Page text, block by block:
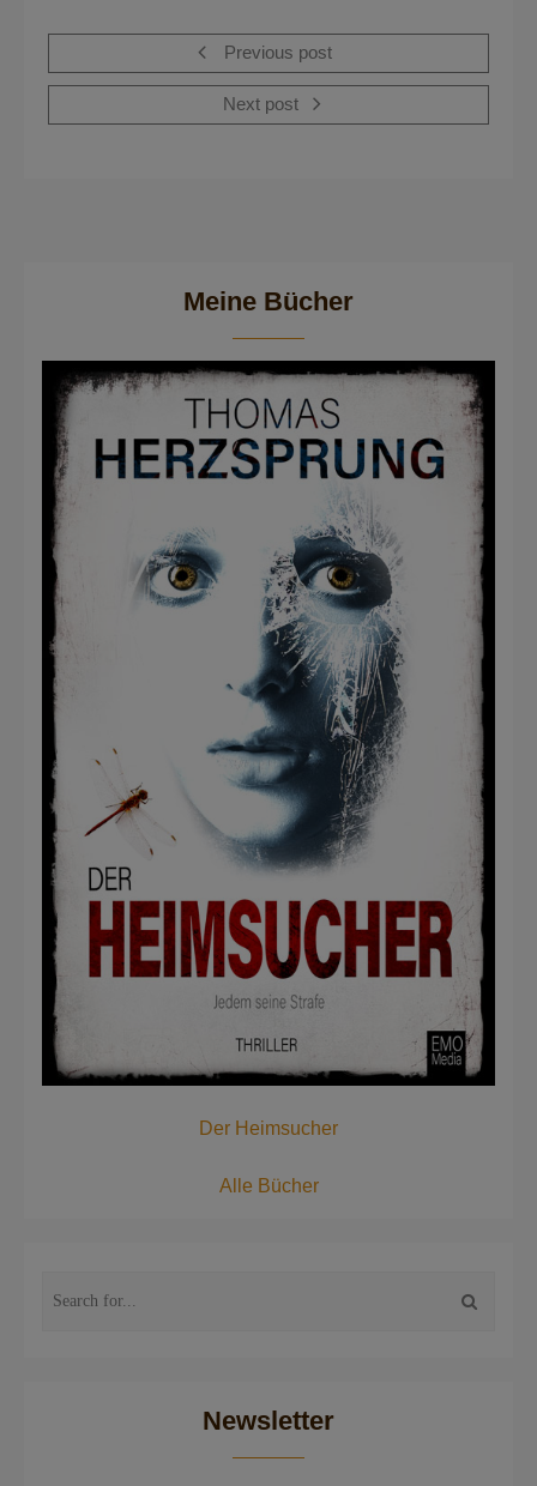
Previous post
Next post
Meine Bücher
Der Heimsucher
Alle Bücher
Newsletter